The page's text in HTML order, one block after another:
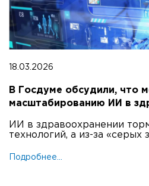
18.03.2026
В Госдуме обсудили, что
масштабированию ИИ в
ИИ в здравоохранении
технологий, а из-за «серых
Подробнее...